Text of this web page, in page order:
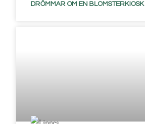
DRÖMMAR OM EN BLOMSTERKIOSK